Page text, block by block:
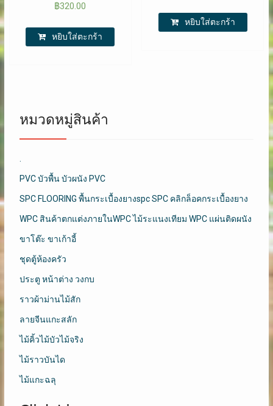
฿320.00
หยิบใส่ตะกร้า
หยิบใส่ตะกร้า
หมวดหมู่สินค้า
PVC บัวพื้น บัวผนัง PVC
SPC FLOORING พื้นกระเบื้องยางspc SPC คลิกล็อคกระเบื้องยาง
WPC สินค้าตกแต่งภายในWPC ไม้ระแนงเทียม WPC แผ่นติดผนัง
ขาโต๊ะ ขาเก้าอี้
ชุดตู้ห้องครัว
ประตู หน้าต่าง วงกบ
ราวผ้าม่านไม้สัก
ลายจีนแกะสลัก
ไม้คิ้วไม้บัวไม้จริง
ไม้ราวบันได
ไม้แกะฉลุ